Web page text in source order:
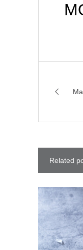
Related